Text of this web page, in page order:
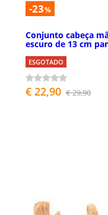
-23%
Conjunto cabeça
escuro de 13 cm
ESGOTADO
€ 22,90 € 29,90